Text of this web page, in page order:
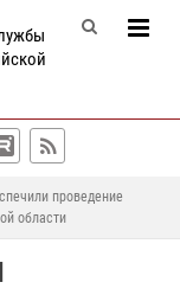
проведение
области